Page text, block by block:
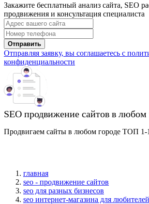
Закажите бесплатный анализ сайта, SEO
продвижения и консультация специалиста
Отправить
Отправляя заявку, вы соглашаетесь с
конфиденциальности
SEO продвижение сайтов в любом
Продвигаем сайты в любом городе ТОП 1-
главная
seo - продвижение сайтов
seo для разных бизнесов
seo интернет-магазина для